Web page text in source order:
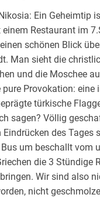
Ein Geheimtip
Restaurant im
schönen Blick
Man sieht die
und die Moschee
pure Provokation: eine
türkische
sagen? Völlig
Eindrücken des Tages
um beschallt vom
die 3 Stündige
Wir sind also
nicht